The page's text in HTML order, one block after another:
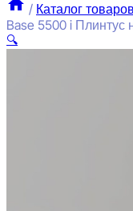
/ Каталог товаров
Base 5500 i Плинтус
🔍